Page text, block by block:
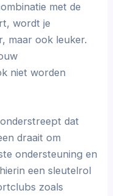
met de
wordt je
maar ook leuker.
niet worden
dat
draait om
ondersteuning en
een sleutelrol
zoals